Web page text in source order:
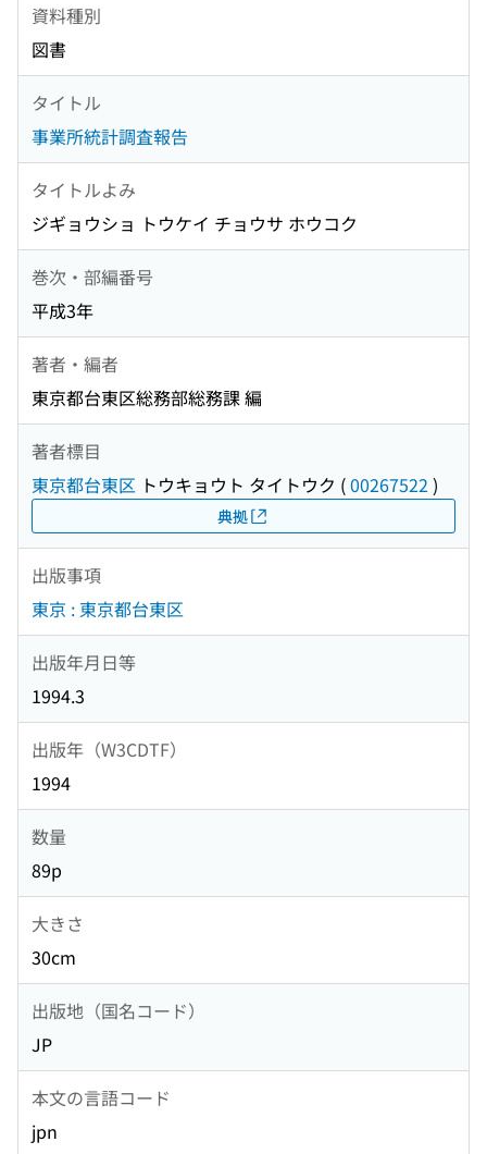
資料種別
図書
タイトル
事業所統計調査報告
タイトルよみ
ジギョウショ トウケイ チョウサ ホウコク
巻次・部編番号
平成3年
著者・編者
東京都台東区総務部総務課 編
著者標目
東京都台東区 トウキョウト タイトウク (00267522 )
典拠
出版事項
東京 : 東京都台東区
出版年月日等
1994.3
出版年（W3CDTF）
1994
数量
89p
大きさ
30cm
出版地（国名コード）
JP
本文の言語コード
jpn